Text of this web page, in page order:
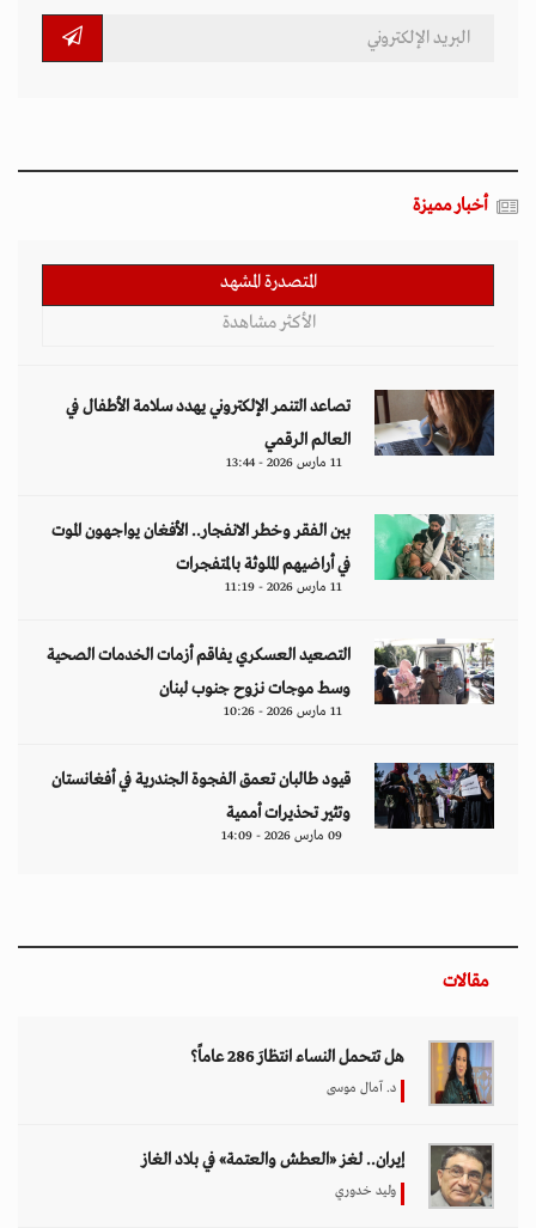
أخبار مميزة
المتصدرة المشهد
الأكثر مشاهدة
تصاعد التنمر الإلكتروني يهدد سلامة الأطفال في
العالم الرقمي
11 مارس 2026 - 13:44
بين الفقر وخطر الانفجار.. الأفغان يواجهون الموت
في أراضيهم الملوثة بالمتفجرات
11 مارس 2026 - 11:19
التصعيد العسكري يفاقم أزمات الخدمات الصحية
وسط موجات نزوح جنوب لبنان
11 مارس 2026 - 10:26
قيود طالبان تعمق الفجوة الجندرية في أفغانستان
وتثير تحذيرات أممية
09 مارس 2026 - 14:09
مقالات
هل تتحمل النساء انتظارَ 286 عاماً؟
د. آمال موسى
إيران.. لغز «العطش والعتمة» في بلاد الغاز
وليد خدوري